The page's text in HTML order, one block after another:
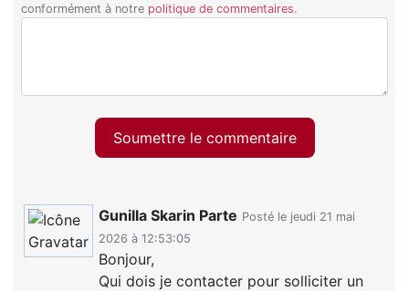
conformément à notre politique de commentaires.
Soumettre le commentaire
Gunilla Skarin Parte Posté le jeudi 21 mai
2026 à 12:53:05
Bonjour,
Qui dois je contacter pour solliciter un